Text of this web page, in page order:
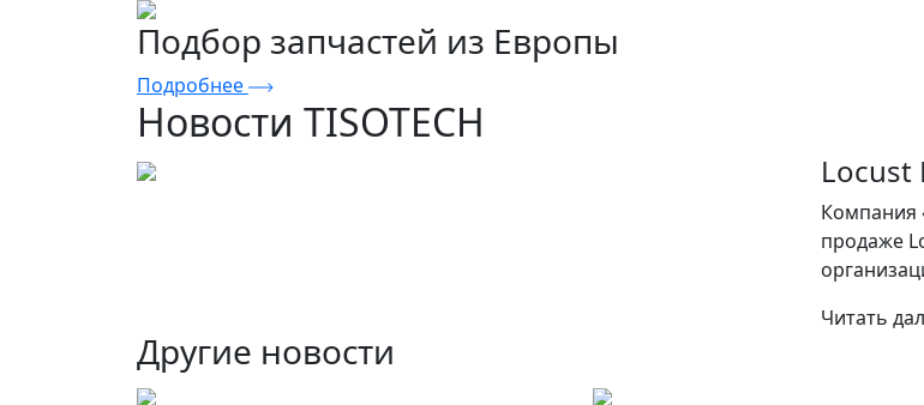
Подбор запчастей из Европы
Подробнее
Новости TISOTECH
Locust
Компания
продаже
Читать
Другие новости